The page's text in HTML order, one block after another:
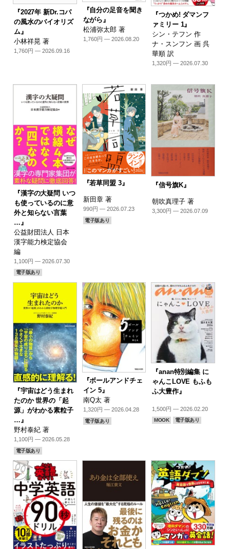
『2027年 新Dr.コパ
の風水のバイオリズ
ム』
小林祥晃 著
1,760円 — 2026.09.16
『自分の足音を聞き
ながら』
松浦弥太郎 著
1,760円 — 2026.08.20
『つかめ! ダマンフ
ァミリー 1』
シン・テフン 作
ナ・スンフン 画 呉
華順 訳
1,320円 — 2026.07.30
『漢字の大疑問 いつ
も使っているのに意
外と知らない言葉
…』
公益財団法人 日本
漢字能力検定協会
編
1,100円 — 2026.07.30
電子版あり
『若草同盟 3』
新田章 著
990円 — 2026.07.23
電子版あり
『信号旗K』
朝吹真理子 著
3,300円 — 2026.07.09
『宇宙はどう生まれ
たのか 世界の「起
源」がわかる素粒子
…』
野村泰紀 著
1,100円 — 2026.05.28
電子版あり
『ボールアンドチェ
イン 5』
南Q太 著
1,320円 — 2026.04.28
電子版あり
『anan特別編集 に
ゃんこLOVE もふも
ふ大豊作』
1,500円 — 2026.02.20
MOOK 電子版あり